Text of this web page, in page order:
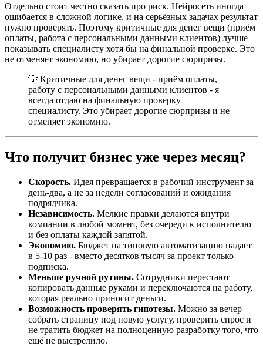
Отдельно стоит честно сказать про риск. Нейросеть иногда
ошибается в сложной логике, и на серьёзных задачах результат
нужно проверять. Поэтому критичные для денег вещи (приём
оплаты, работа с персональными данными клиентов) лучше
показывать специалисту хотя бы на финальной проверке. Это
не отменяет экономию, но убирает дорогие сюрпризы.
💡 Критичные для денег вещи - приём оплаты,
работу с персональными данными клиентов - я
всегда отдаю на финальную проверку
специалисту. Это убирает дорогие сюрпризы и не
отменяет экономию.
Что получит бизнес уже через месяц?
Скорость. Идея превращается в рабочий инструмент за
день-два, а не за недели согласований и ожидания
подрядчика.
Независимость. Мелкие правки делаются внутри
компании в любой момент, без очереди к исполнителю
и без оплаты каждой запятой.
Экономию. Бюджет на типовую автоматизацию падает
в 5-10 раз - вместо десятков тысяч за проект только
подписка.
Меньше ручной рутины. Сотрудники перестают
копировать данные руками и переключаются на работу,
которая реально приносит деньги.
Возможность проверять гипотезы. Можно за вечер
собрать страницу под новую услугу, проверить спрос и
не тратить бюджет на полноценную разработку того, что
ещё не выстрелило.